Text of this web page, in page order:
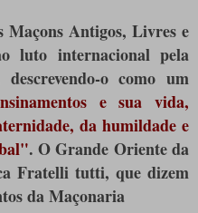
Antigos, Livres e
luto internacional pela
o como um
e sua vida,
da humildade e
. O Grande Oriente da
Fratelli tutti, que dizem
da Maçonaria